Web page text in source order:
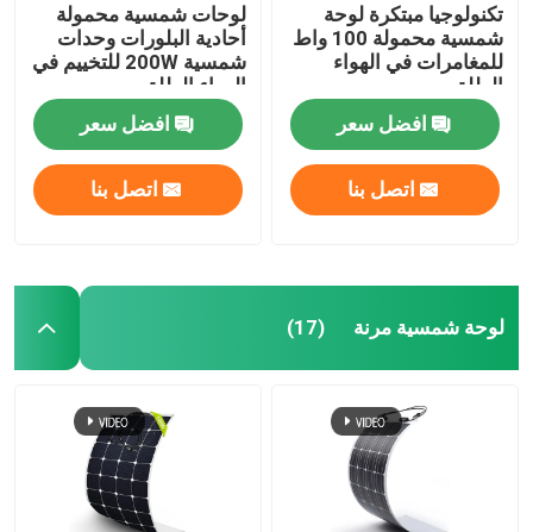
تكنولوجيا مبتكرة لوحة
شمسية محمولة 100 واط
للمغامرات في الهواء
الطلق
افضل سعر
اتصل بنا
لوحات شمسية محمولة
أحادية البلورات وحدات
شمسية 200W للتخييم في
الهواء الطلق
افضل سعر
اتصل بنا
لوحة شمسية مرنة (17)